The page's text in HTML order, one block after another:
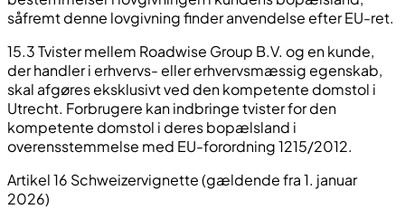
såfremt denne lovgivning finder anvendelse efter EU-ret.
15.3 Tvister mellem Roadwise Group B.V. og en kunde,
der handler i erhvervs- eller erhvervsmæssig egenskab,
skal afgøres eksklusivt ved den kompetente domstol i
Utrecht. Forbrugere kan indbringe tvister for den
kompetente domstol i deres bopælsland i
overensstemmelse med EU-forordning 1215/2012.
Artikel 16 Schweizervignette (gældende fra 1. januar
2026)